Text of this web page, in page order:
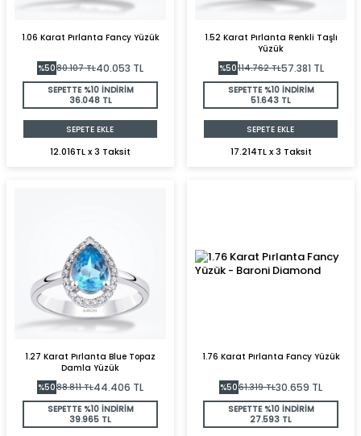
1.06 Karat Pırlanta Fancy Yüzük
%5080.107TL40.053 TL
SEPETTE %10 İNDİRİM
36.048 TL
SEPETE EKLE
12.016TL x 3 Taksit
1.52 Karat Pırlanta Renkli Taşlı
Yüzük
%50114.762TL57.381 TL
SEPETTE %10 İNDİRİM
51.643 TL
SEPETE EKLE
17.214TL x 3 Taksit
1.27 Karat Pırlanta Blue Topaz
Damla Yüzük
%5088.811TL44.406 TL
SEPETTE %10 İNDİRİM
39.965 TL
1.76 Karat Pırlanta Fancy Yüzük
%5061.319TL30.659 TL
SEPETTE %10 İNDİRİM
27.593 TL